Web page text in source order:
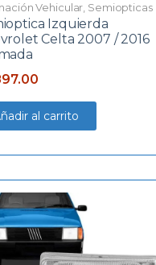
Vehicular, Semiopticas
Izquierda
Celta 2007 / 2016
al carrito